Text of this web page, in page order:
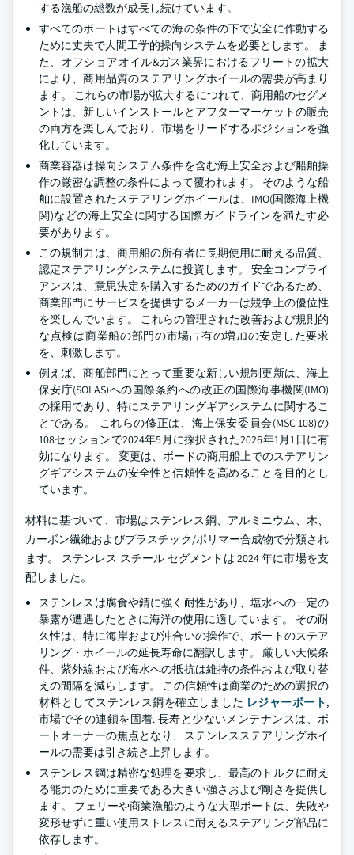
する漁船の総数が成長し続けています。
すべてのボートはすべての海の条件の下で安全に作動する
ために丈夫で人間工学的操向システムを必要とします。 ま
た、オフショアオイル&ガス業界におけるフリートの拡大
により、商用品質のステアリングホイールの需要が高まり
ます。 これらの市場が拡大するにつれて、商用船のセグメ
ントは、新しいインストールとアフターマーケットの販売
の両方を楽しんでおり、市場をリードするポジションを強
化しています。
商業容器は操向システム条件を含む海上安全および船舶操
作の厳密な調整の条件によって覆われます。 そのような船
舶に設置されたステアリングホイールは、IMO(国際海上機
関)などの海上安全に関する国際ガイドラインを満たす必
要があります。
この規制力は、商用船の所有者に長期使用に耐える品質、
認定ステアリングシステムに投資します。 安全コンプライ
アンスは、意思決定を購入するためのガイドであるため、
商業部門にサービスを提供するメーカーは競争上の優位性
を楽しんでいます。 これらの管理された改善および規則的
な点検は商業船の部門の市場占有の増加の安定した要求
を、刺激します。
例えば、商船部門にとって重要な新しい規制更新は、海上
保安庁(SOLAS)への国際条約への改正の国際海事機関(IMO)
の採用であり、特にステアリングギアシステムに関するこ
とである。 これらの修正は、海上保安委員会(MSC 108)の
108セッションで2024年5月に採択された2026年1月1日に有
効になります。 変更は、ボードの商用船上でのステアリン
グギアシステムの安全性と信頼性を高めることを目的とし
ています。
材料に基づいて、市場はステンレス鋼、アルミニウム、木、
カーボン繊維およびプラスチック/ポリマー合成物で分類され
ます。 ステンレス スチール セグメントは 2024 年に市場を支
配しました。
ステンレスは腐食や錆に強く耐性があり、塩水への一定の
暴露が遭遇したときに海洋の使用に適しています。 その耐
久性は、特に海岸および沖合いの操作で、ボートのステア
リング・ホイールの延長寿命に翻訳します。 厳しい天候条
件、紫外線および海水への抵抗は維持の条件および取り替
えの間隔を減らします。 この信頼性は商業のための選択の
材料としてステンレス鋼を確立しました レジャーボート,
市場でその連鎖を固着. 長寿と少ないメンテナンスは、ボ
ートオーナーの焦点となり、ステンレスステアリングホイ
ールの需要は引き続き上昇します。
ステンレス鋼は精密な処理を要求し、最高のトルクに耐え
る能力のために重要である大きい強さおよび剛さを提供し
ます。 フェリーや商業漁船のような大型ボートは、失敗や
変形せずに重い使用ストレスに耐えるステアリング部品に
依存します。